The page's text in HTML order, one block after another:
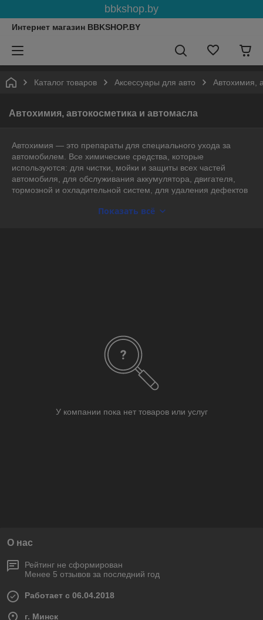
bbkshop.by
Интернет магазин BBKSHOP.BY
Каталог товаров Аксессуары для авто Автохимия,
Автохимия, автокосметика и автомасла
Автохимия — это препараты для специального ухода за
автомобилем. Все химические средства, которые
используются: для чистки, мойки и защиты всех частей
автомобиля, для обслуживания аккумулятора, двигателя,
тормозной и охладительной систем, для удаления дефектов
очищения и ароматизации воздуха в салоне.
Показать всё
У компании пока нет товаров или услуг
О нас
Рейтинг не сформирован
Менее 5 отзывов за последний год
Работает с 06.04.2018
г. Минск